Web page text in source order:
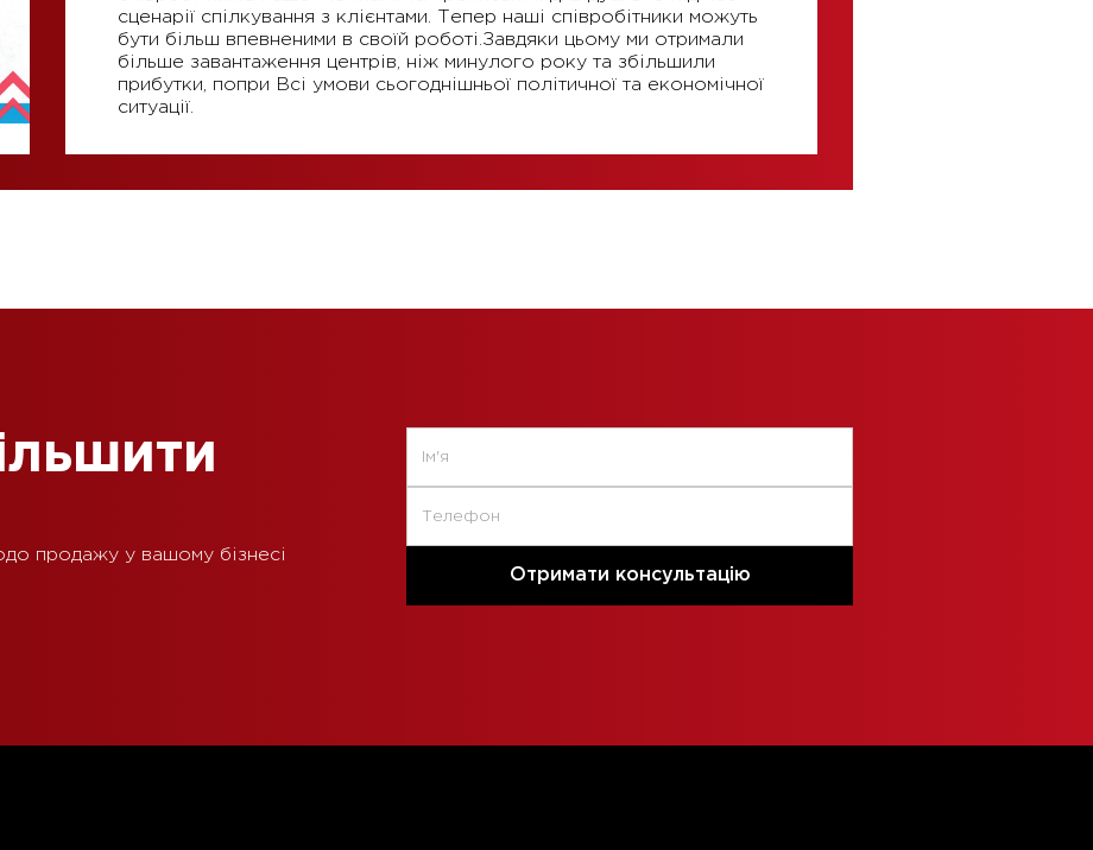
сценарiї спiлкування з клiєнтами. Тепер нашi спiвробiтники можуть
бyти бiльш впевненими в своїй роботi.Завдяки цьому ми отримали
бiльше завантаження центрiв, нiж минулого року та збiльшили
прибутки, попри Bci умови сьогоднішньої політичної та економічної
ситуації.
продажу у вашому бізнесі